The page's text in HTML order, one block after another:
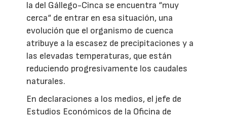
la del Gállego-Cinca se encuentra “muy
cerca“ de entrar en esa situación, una
evolución que el organismo de cuenca
atribuye a la escasez de precipitaciones y a
las elevadas temperaturas, que están
reduciendo progresivamente los caudales
naturales.
En declaraciones a los medios, el jefe de
Estudios Económicos de la Oficina de